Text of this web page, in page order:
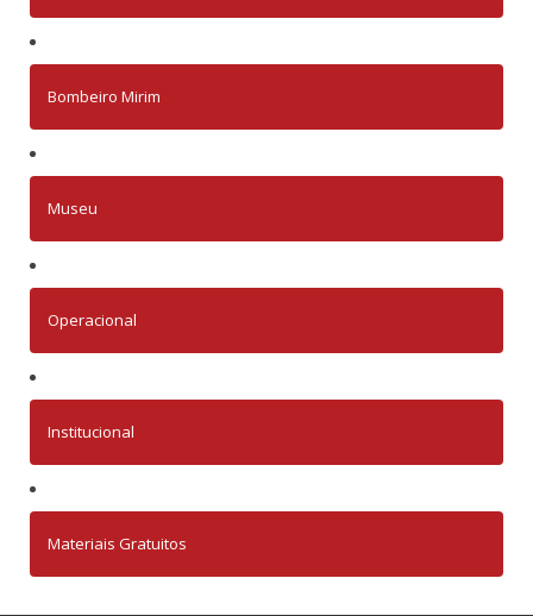
Bombeiro Mirim
Museu
Operacional
Institucional
Materiais Gratuitos